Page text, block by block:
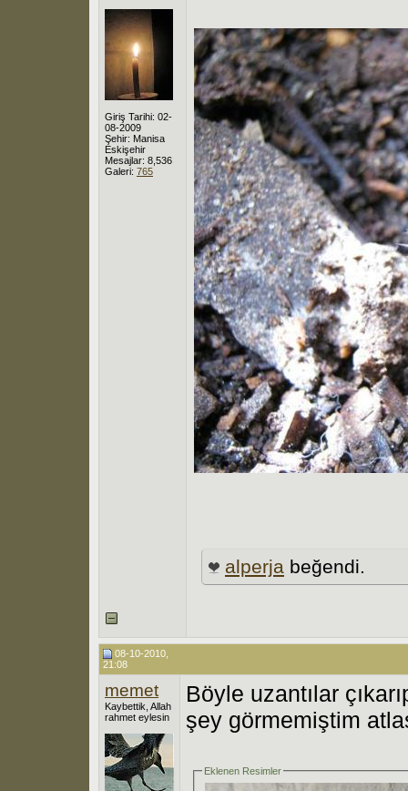
Giriş Tarihi: 02-
08-2009
Şehir: Manisa
Eskişehir
Mesajlar: 8,536
Galeri: 765
alperja beğendi.
08-10-2010,
21:08
memet
Kaybettik, Allah
rahmet eylesin
Böyle uzantılar
şey görmemiştim
Eklenen Resimler